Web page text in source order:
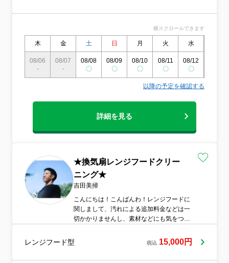
横スクロールできます
木 金 土 日 月 火 水
08/06
-
08/07
-
08/08
〇
08/09
〇
08/10
〇
08/11
〇
08/12
〇
以降の予定を確認する
詳細を見る
★換気扇レンジフードクリー
ニング★
吉田美掃
こんにちは！こんばんわ！レンジフードに
関しまして、汚れによる追加料金などは一
切かかりませんし、素材などにも気をつけ
く落とします！
レンジフード型 税込 15,000円